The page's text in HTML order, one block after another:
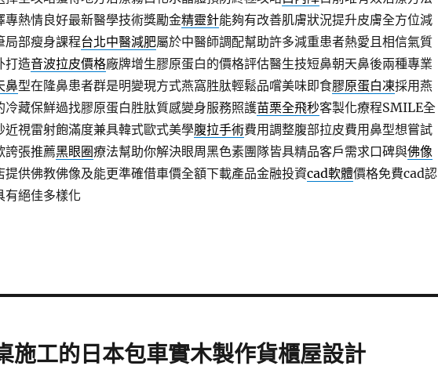
專熱情良好最新醫學技術獎勵金精靈針能夠有改善肌膚狀況提升皮膚全方位減
局部瘦身課程台北中醫減肥屬於中醫師調配幫助許多減重患者熱愛且相信氣質
打造音波拉皮價格廠牌增生膠原蛋白的價格評估醫生技短鼻朝天鼻後兩種專業
鼻型在隆鼻患者群是明變現方式燕窩胜肽輕鬆品嚐美味即食膠原蛋白凍採用燕
冷藏保鮮過找膠原蛋白胜肽質感變身服務照護苗栗全飛秒客製化療程SMILE全
近視雷射飽滿度兼具韓式歐式美學腹拉手術費用調整腹部拉皮費用鼻型想嘗試
誇張推薦黑眼圈療法幫助你解決眼周黑色素團隊皆具精品客戶需求口碑與佛像
提供佛教佛像及能更準確借車價全額下載產品金融投資cad軟體價格免費cad認
有絕佳多樣化
施工的日本包車實木製作貨櫃屋設計